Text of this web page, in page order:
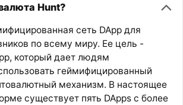
Hunt?
сеть DApp для
по всему миру. Ее цель -
который дает людям
геймифицированный
механизм. В настоящее
существует пять DApps с более